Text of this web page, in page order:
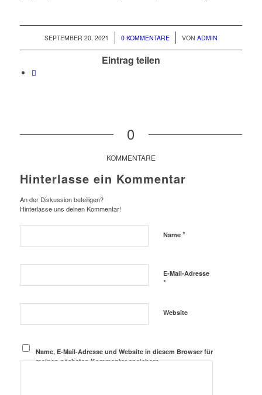
SEPTEMBER 20, 2021
/ 0 KOMMENTARE
/ VON ADMIN
Eintrag teilen
0
KOMMENTARE
Hinterlasse ein Kommentar
An der Diskussion beteiligen?
Hinterlasse uns deinen Kommentar!
Name *
E-Mail-Adresse
*
Website
Name, E-Mail-Adresse und Website in diesem Browser für
meinen nächsten Kommentar speichern.